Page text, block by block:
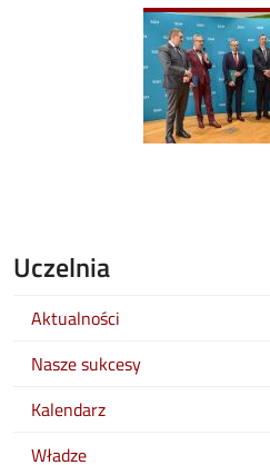
Uczelnia
Aktualności
Nasze sukcesy
Kalendarz
Władze